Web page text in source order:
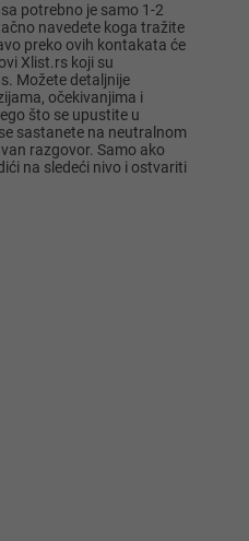
potrebno je samo 1-2
navedete koga tražite
preko ovih kontakata će
Xlist.rs koji su
Možete detaljnije
očekivanjima i
što se upustite u
sastanete na neutralnom
razgovor. Samo ako
na sledeći nivo i ostvariti